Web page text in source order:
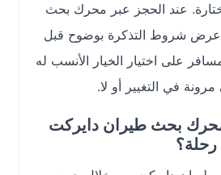
عند الحجز عبر محرك بحث
التذكرة بوضوح قبل
اختيار الخيار الأنسب له
التغيير أو لا.
بحث طيران دايركت